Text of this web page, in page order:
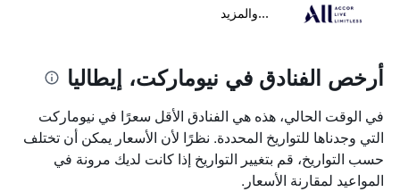
...والمزيد
أرخص الفنادق في نيوماركت، إيطاليا
في الوقت الحالي، هذه هي الفنادق الأقل سعرًا في نيوماركت
التي وجدناها للتواريخ المحددة. نظرًا لأن الأسعار يمكن أن تختلف
حسب التواريخ، قم بتغيير التواريخ إذا كانت لديك مرونة في
المواعيد لمقارنة الأسعار.